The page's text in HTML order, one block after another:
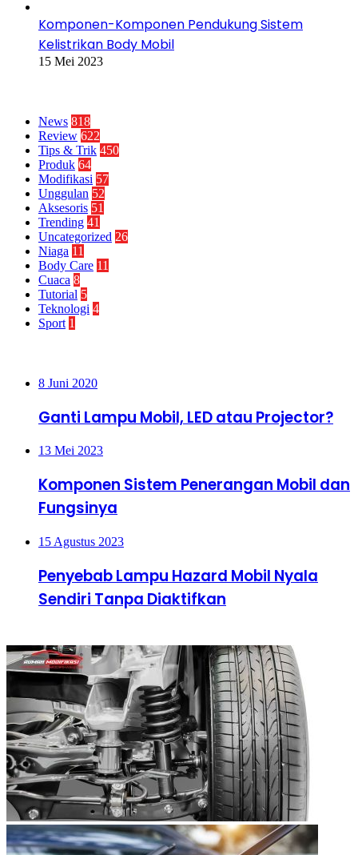
Komponen-Komponen Pendukung Sistem
Kelistrikan Body Mobil
15 Mei 2023
News 818
Review 622
Tips & Trik 450
Produk 64
Modifikasi 57
Unggulan 52
Aksesoris 51
Trending 41
Uncategorized 26
Niaga 11
Body Care 11
Cuaca 8
Tutorial 5
Teknologi 4
Sport 1
8 Juni 2020
Ganti Lampu Mobil, LED atau Projector?
13 Mei 2023
Komponen Sistem Penerangan Mobil dan
Fungsinya
15 Agustus 2023
Penyebab Lampu Hazard Mobil Nyala
Sendiri Tanpa Diaktifkan